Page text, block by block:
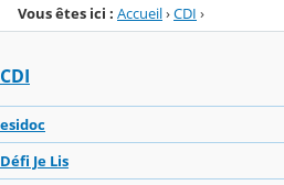
Vous êtes ici : Accueil›CDI ›
CDI
esidoc
Défi Je Lis